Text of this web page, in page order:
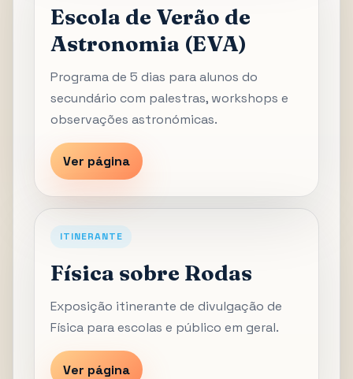
Escola de Verão de
Astronomia (EVA)
Programa de 5 dias para alunos do
secundário com palestras, workshops e
observações astronómicas.
Ver página
ITINERANTE
Física sobre Rodas
Exposição itinerante de divulgação de
Física para escolas e público em geral.
Ver página